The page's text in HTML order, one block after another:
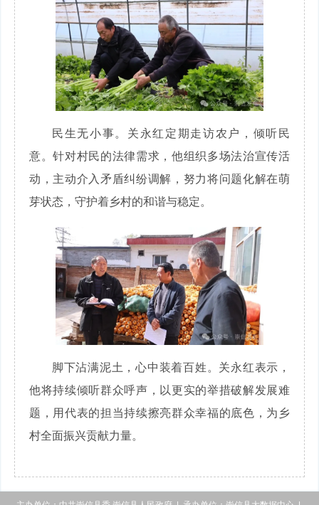
民生无小事。关永红定期走访农户，倾听民
意。针对村民的法律需求，他组织多场法治宣传活
动，主动介入矛盾纠纷调解，努力将问题化解在萌
芽状态，守护着乡村的和谐与稳定。
脚下沾满泥土，心中装着百姓。关永红表示，
他将持续倾听群众呼声，以更实的举措破解发展难
题，用代表的担当持续擦亮群众幸福的底色，为乡
村全面振兴贡献力量。